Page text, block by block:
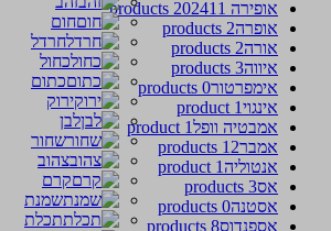
חום
חרדל
כחול
כתום
ירוק
לבן
שחור
צהוב
קרם
שמנת
תכלת
אופירה 2024 11 products
אופרה2 products
אורה2 products
איווה3 products
אימפרטור0 products
אינגוי1 product
אמבטיה וופל1 product
אמבר12 products
אנטוליה1 product
אס3 products
אסטנה0 products
אספנדוס8 products